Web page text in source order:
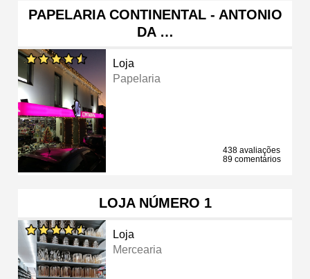
PAPELARIA CONTINENTAL - ANTONIO
DA …
Loja
Papelaria
438 avaliações
89 comentários
LOJA NÚMERO 1
Loja
Mercearia